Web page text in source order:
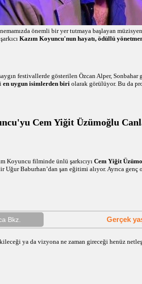
önemli bir yer tutmaya başlayan
Kazım Koyuncu'nun hayatı, ödüllü
festivallerde gösterilen Özcan Alper, Sonbahar
en uygun isimlerden biri olarak görülüyor. Bu da
Cem Yiğit Üzümoğlu
Koyuncu filminde ünlü şarkıcıyı Cem Yiğit
Uğur Baburhan’dan şan eğitimi alıyor. Ayrıca
Bkz. Gerçek
ya da vizyona ne zaman gireceği henüz